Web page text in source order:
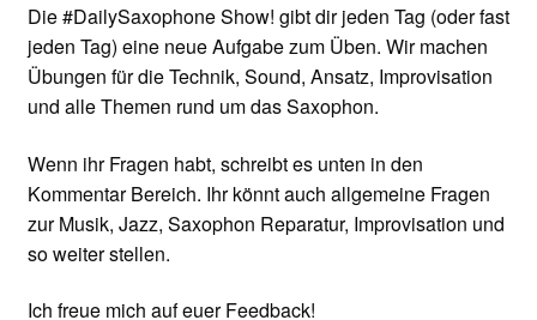
Die #DailySaxophone Show! gibt dir jeden Tag (oder fast
jeden Tag) eine neue Aufgabe zum Üben. Wir machen
Übungen für die Technik, Sound, Ansatz, Improvisation
und alle Themen rund um das Saxophon.
Wenn ihr Fragen habt, schreibt es unten in den
Kommentar Bereich. Ihr könnt auch allgemeine Fragen
zur Musik, Jazz, Saxophon Reparatur, Improvisation und
so weiter stellen.
Ich freue mich auf euer Feedback!